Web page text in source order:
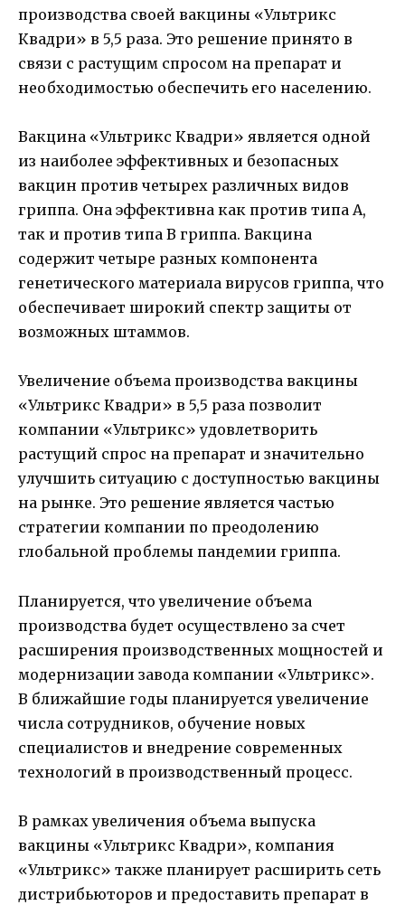
производства своей вакцины «Ультрикс
Квадри» в 5,5 раза. Это решение принято в
связи с растущим спросом на препарат и
необходимостью обеспечить его населению.
Вакцина «Ультрикс Квадри» является одной
из наиболее эффективных и безопасных
вакцин против четырех различных видов
гриппа. Она эффективна как против типа А,
так и против типа В гриппа. Вакцина
содержит четыре разных компонента
генетического материала вирусов гриппа, что
обеспечивает широкий спектр защиты от
возможных штаммов.
Увеличение объема производства вакцины
«Ультрикс Квадри» в 5,5 раза позволит
компании «Ультрикс» удовлетворить
растущий спрос на препарат и значительно
улучшить ситуацию с доступностью вакцины
на рынке. Это решение является частью
стратегии компании по преодолению
глобальной проблемы пандемии гриппа.
Планируется, что увеличение объема
производства будет осуществлено за счет
расширения производственных мощностей и
модернизации завода компании «Ультрикс».
В ближайшие годы планируется увеличение
числа сотрудников, обучение новых
специалистов и внедрение современных
технологий в производственный процесс.
В рамках увеличения объема выпуска
вакцины «Ультрикс Квадри», компания
«Ультрикс» также планирует расширить сеть
дистрибьюторов и предоставить препарат в